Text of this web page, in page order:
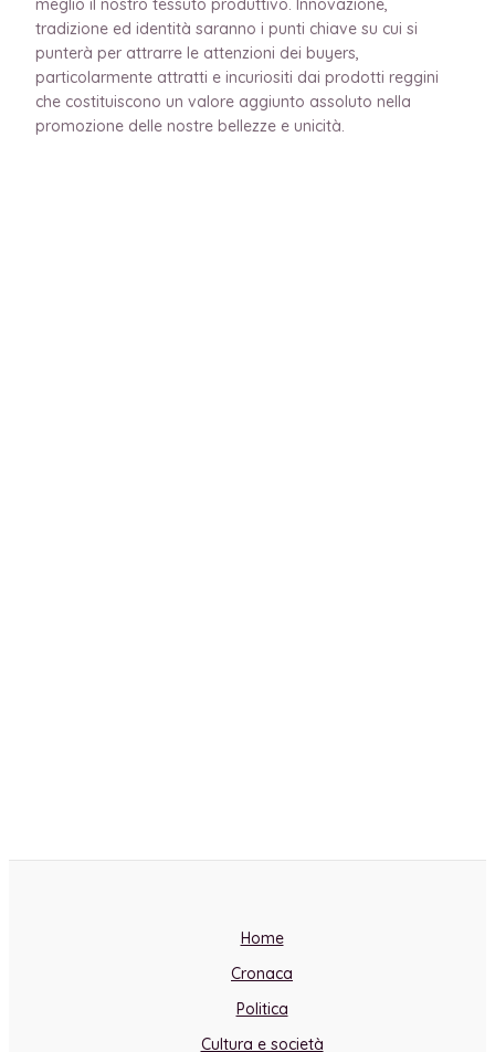
meglio il nostro tessuto produttivo. Innovazione,
tradizione ed identità saranno i punti chiave su cui si
punterà per attrarre le attenzioni dei buyers,
particolarmente attratti e incuriositi dai prodotti reggini
che costituiscono un valore aggiunto assoluto nella
promozione delle nostre bellezze e unicità.
Home
Cronaca
Politica
Cultura e società